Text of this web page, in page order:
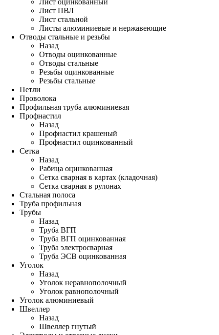
Лист оцинкованный
Лист ПВЛ
Лист стальной
Листы алюминиевые и нержавеющие
Отводы стальные и резьбы
Назад
Отводы оцинкованные
Отводы стальные
Резьбы оцинкованные
Резьбы стальные
Петли
Проволока
Профильная труба алюминиевая
Профнастил
Назад
Профнастил крашеный
Профнастил оцинкованный
Сетка
Назад
Рабица оцинкованная
Сетка сварная в картах (кладочная)
Сетка сварная в рулонах
Стальная полоса
Труба профильная
Трубы
Назад
Труба ВГП
Труба ВГП оцинкованная
Труба электросварная
Труба ЭСВ оцинкованная
Уголок
Назад
Уголок неравнополочный
Уголок равнополочный
Уголок алюминиевый
Швеллер
Назад
Швеллер гнутый